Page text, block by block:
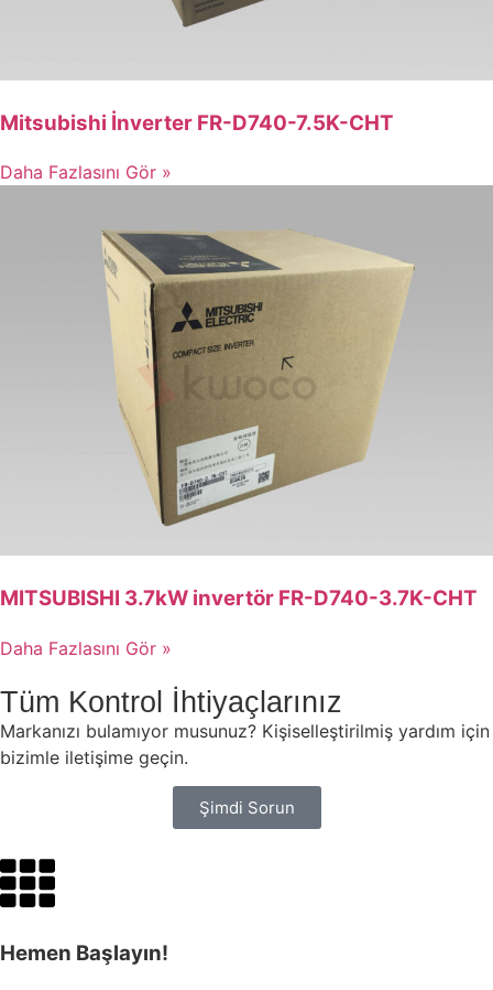
Mitsubishi İnverter FR-D740-7.5K-CHT
Daha Fazlasını Gör »
MITSUBISHI 3.7kW invertör FR-D740-3.7K-CHT
Daha Fazlasını Gör »
Tüm Kontrol İhtiyaçlarınız
Markanızı bulamıyor musunuz? Kişiselleştirilmiş yardım için
bizimle iletişime geçin.
Şimdi Sorun
Hemen Başlayın!